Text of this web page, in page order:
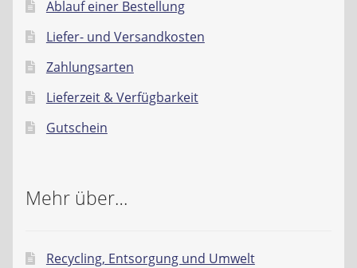
Ablauf einer Bestellung
Liefer- und Versandkosten
Zahlungsarten
Lieferzeit & Verfügbarkeit
Gutschein
Mehr über…
Recycling, Entsorgung und Umwelt